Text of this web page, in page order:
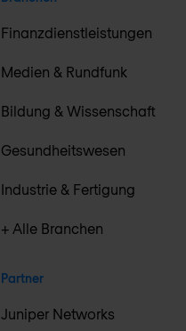
Finanzdienstleistungen
Medien & Rundfunk
Bildung & Wissenschaft
Gesundheitswesen
Industrie & Fertigung
+ Alle Branchen
Partner
Juniper Networks